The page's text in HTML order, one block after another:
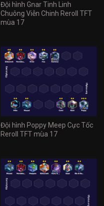
Đội hình Gnar Tinh Linh
Chuông Viễn Chinh Reroll TFT
mùa 17
Đội hình Poppy Meep Cực Tốc
Reroll TFT mùa 17